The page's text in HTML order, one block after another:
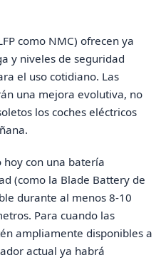
como NMC) ofrecen ya
y niveles de seguridad
el uso cotidiano. Las
una mejora evolutiva, no
los coches eléctricos
hoy con una batería
(como la Blade Battery de
durante al menos 8-10
Para cuando las
ampliamente disponibles a
actual ya habrá